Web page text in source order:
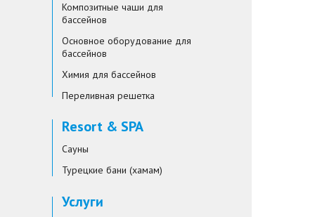
Композитные чаши для
бассейнов
Основное оборудование для
бассейнов
Химия для бассейнов
Переливная решетка
Resort & SPA
Сауны
Турецкие бани (хамам)
Услуги